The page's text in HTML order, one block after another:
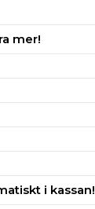
mer!
i kassan!